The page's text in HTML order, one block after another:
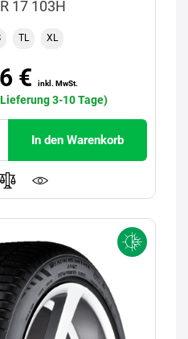
17 103H
TL XL
€ inkl. MwSt.
3-10 Tage)
In den Warenkorb